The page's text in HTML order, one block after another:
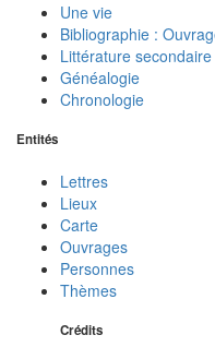
Une vie
Bibliographie :
Littérature secondaire
Généalogie
Chronologie
Entités
Lettres
Lieux
Carte
Ouvrages
Personnes
Thèmes
Crédits